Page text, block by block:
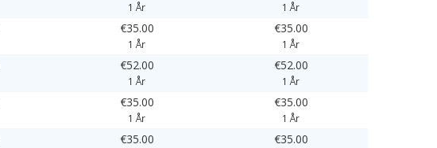
1 År 1 År
€35.00
1 År
€35.00
1 År
€52.00
1 År
€52.00
1 År
€35.00
1 År
€35.00
1 År
€35.00 €35.00